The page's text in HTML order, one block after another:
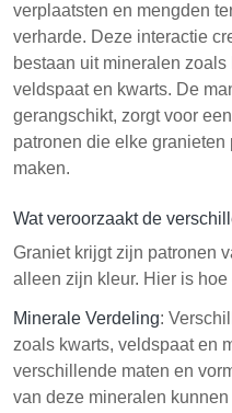
verplaatsten en mengden
verharde. Deze interactie
bestaan uit mineralen zoals
veldspaat en kwarts. De
gerangschikt, zorgt voor
patronen die elke
maken.
Wat veroorzaakt de
Graniet krijgt zijn patronen
alleen zijn kleur. Hier is
Minerale Verdeling:
zoals kwarts, veldspaat en
verschillende maten en
van deze mineralen